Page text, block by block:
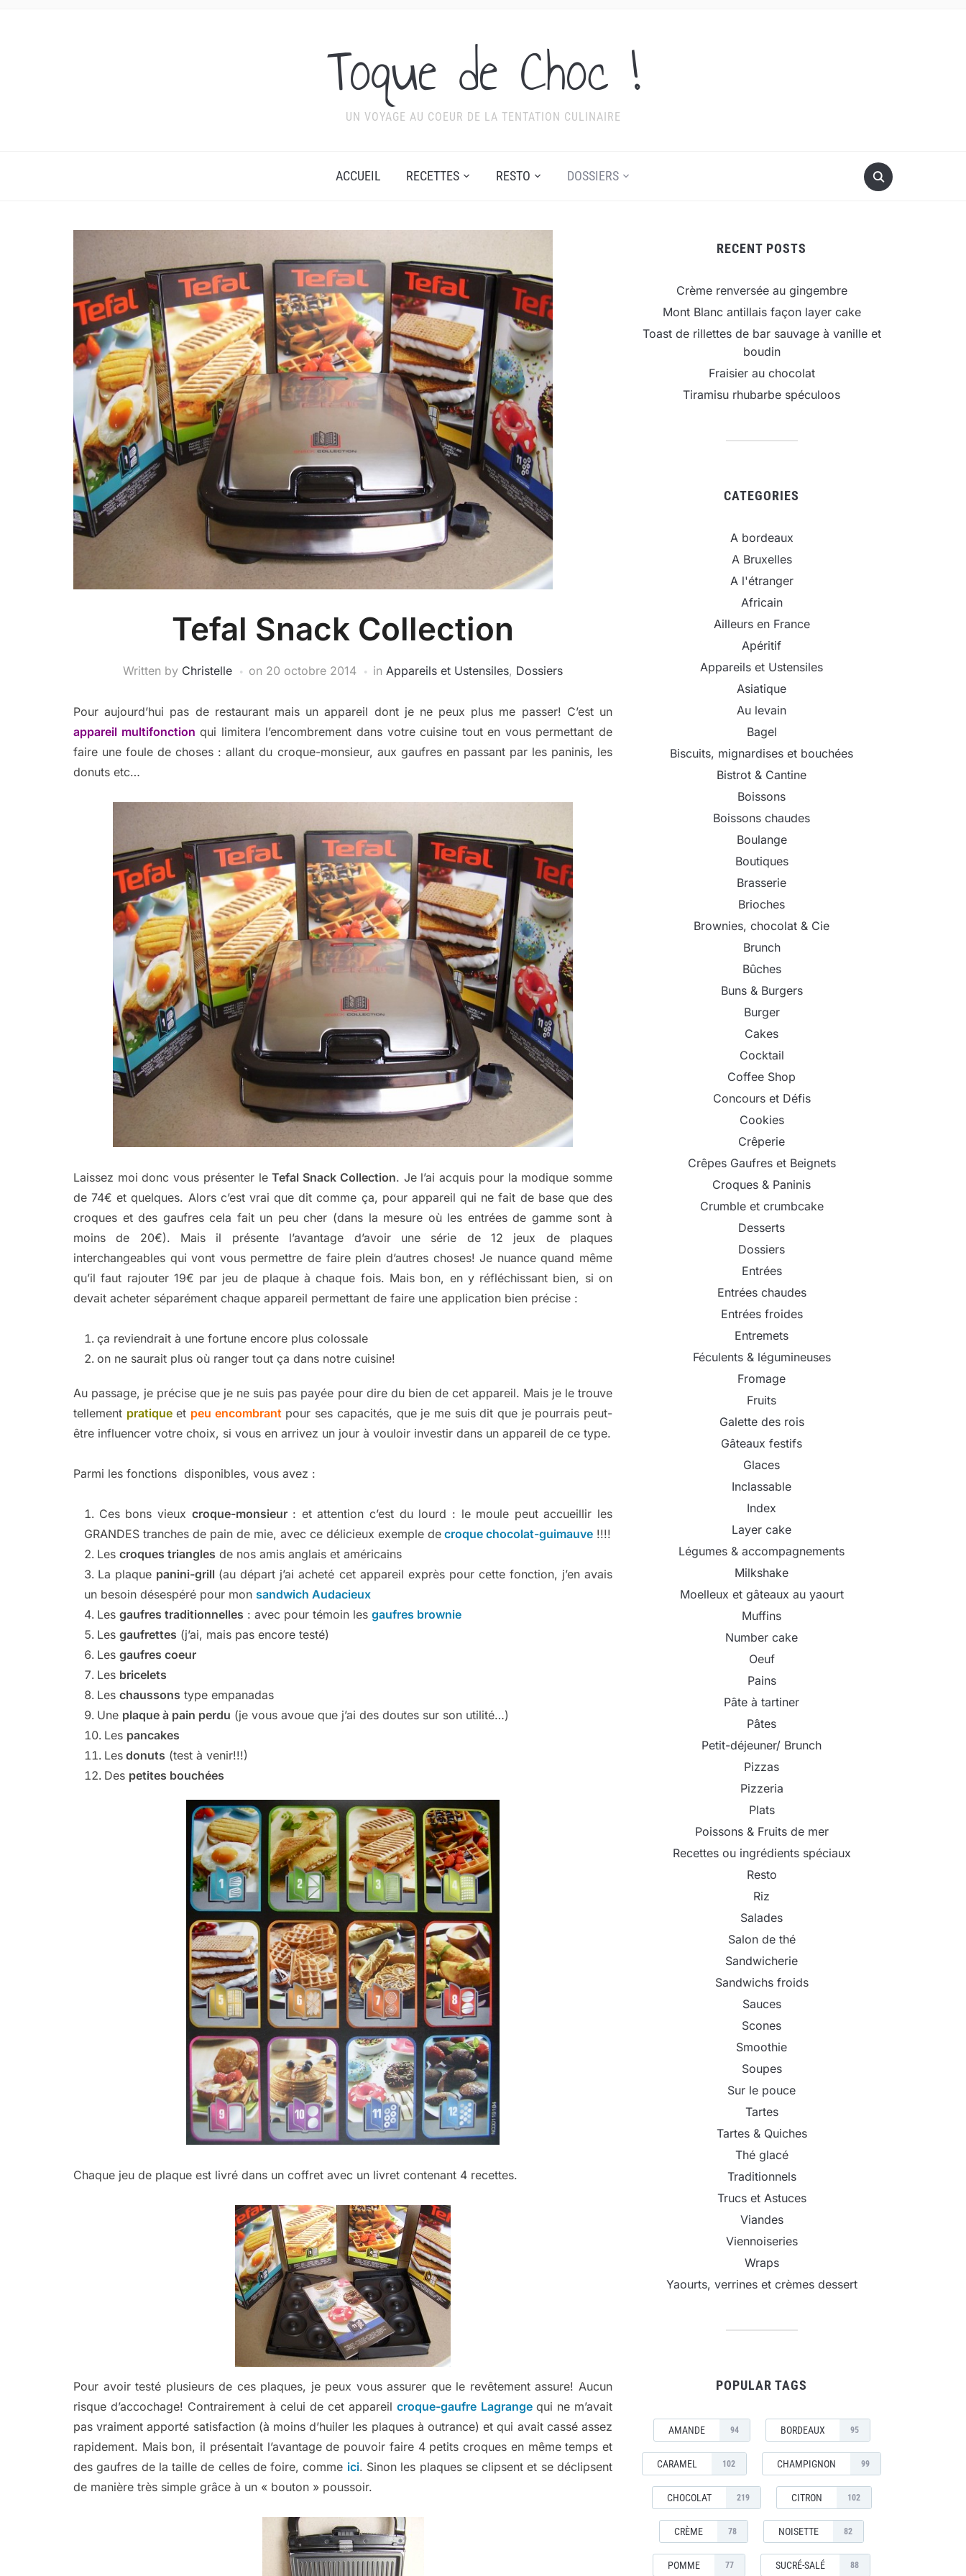
Toque de Choc !
UN VOYAGE AU COEUR DE LA TENTATION CULINAIRE
ACCUEIL RECETTES RESTO DOSSIERS
Tefal Snack Collection
Written by Christelle on 20 octobre 2014 in Appareils et Ustensiles, Dossiers
Pour aujourd’hui pas de restaurant mais un appareil dont je ne peux plus me passer! C’est un
appareil multifonction qui limitera l’encombrement dans votre cuisine tout en vous permettant de
faire une foule de choses : allant du croque-monsieur, aux gaufres en passant par les paninis, les
donuts etc…
Laissez moi donc vous présenter leTefal Snack Collection. Je l’ai acquis pour la modique somme
de 74€ et quelques. Alors c’est vrai que dit comme ça, pour appareil qui ne fait de base que des
croques et des gaufres cela fait un peu cher (dans la mesure où les entrées de gamme sont à
moins de 20€). Mais il présente l’avantage d’avoir une série de 12 jeux de plaques
interchangeables qui vont vous permettre de faire plein d’autres choses! Je nuance quand même
qu’il faut rajouter 19€ par jeu de plaque à chaque fois. Mais bon, en y réfléchissant bien, si on
devait acheter séparément chaque appareil permettant de faire une application bien précise :
ça reviendrait à une fortune encore plus colossale
on ne saurait plus où ranger tout ça dans notre cuisine!
Au passage, je précise que je ne suis pas payée pour dire du bien de cet appareil. Mais je le trouve
tellement pratiqueet peu encombrantpour ses capacités, que je me suis dit que je pourrais peut-
être influencer votre choix, si vous en arrivez un jour à vouloir investir dans un appareil de ce type.
Parmi les fonctions disponibles, vous avez :
Ces bons vieux croque-monsieur: et attention c’est du lourd : le moule peut accueillir les
GRANDES tranches de pain de mie, avec ce délicieux exemple de croque chocolat-guimauve !!!!
Les croques triangles de nos amis anglais et américains
La plaque panini-grill (au départ j’ai acheté cet appareil exprès pour cette fonction, j’en avais
un besoin désespéré pour mon sandwich Audacieux
Les gaufres traditionnelles : avec pour témoin les gaufres brownie
Les gaufrettes (j’ai, mais pas encore testé)
Les gaufres coeur
Les bricelets
Les chaussons type empanadas
Une plaque à pain perdu (je vous avoue que j’ai des doutes sur son utilité…)
Les pancakes
Les donuts (test à venir!!!)
Des petites bouchées
Chaque jeu de plaque est livré dans un coffret avec un livret contenant 4 recettes.
Pour avoir testé plusieurs de ces plaques, je peux vous assurer que le revêtement assure! Aucun
risque d’accochage! Contrairement à celui de cet appareilcroque-gaufre Lagrange qui ne m’avait
pas vraiment apporté satisfaction (à moins d’huiler les plaques à outrance) et qui avait cassé assez
rapidement. Mais bon, il présentait l’avantage de pouvoir faire 4 petits croques en même temps et
des gaufres de la taille de celles de foire, comme ici. Sinon les plaques se clipsent et se déclipsent
de manière très simple grâce à un « bouton » poussoir.
RECENT POSTS
Crème renversée au gingembre
Mont Blanc antillais façon layer cake
Toast de rillettes de bar sauvage à vanille et
boudin
Fraisier au chocolat
Tiramisu rhubarbe spéculoos
CATEGORIES
A bordeaux
A Bruxelles
A l'étranger
Africain
Ailleurs en France
Apéritif
Appareils et Ustensiles
Asiatique
Au levain
Bagel
Biscuits, mignardises et bouchées
Bistrot & Cantine
Boissons
Boissons chaudes
Boulange
Boutiques
Brasserie
Brioches
Brownies, chocolat & Cie
Brunch
Bûches
Buns & Burgers
Burger
Cakes
Cocktail
Coffee Shop
Concours et Défis
Cookies
Crêperie
Crêpes Gaufres et Beignets
Croques & Paninis
Crumble et crumbcake
Desserts
Dossiers
Entrées
Entrées chaudes
Entrées froides
Entremets
Féculents & légumineuses
Fromage
Fruits
Galette des rois
Gâteaux festifs
Glaces
Inclassable
Index
Layer cake
Légumes & accompagnements
Milkshake
Moelleux et gâteaux au yaourt
Muffins
Number cake
Oeuf
Pains
Pâte à tartiner
Pâtes
Petit-déjeuner/ Brunch
Pizzas
Pizzeria
Plats
Poissons & Fruits de mer
Recettes ou ingrédients spéciaux
Resto
Riz
Salades
Salon de thé
Sandwicherie
Sandwichs froids
Sauces
Scones
Smoothie
Soupes
Sur le pouce
Tartes
Tartes & Quiches
Thé glacé
Traditionnels
Trucs et Astuces
Viandes
Viennoiseries
Wraps
Yaourts, verrines et crèmes dessert
POPULAR TAGS
AMANDE 94 BORDEAUX 95
CARAMEL 102 CHAMPIGNON 99
CHOCOLAT 219 CITRON 102
CRÈME 78 NOISETTE 82
POMME 77 SUCRÉ-SALÉ 88